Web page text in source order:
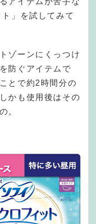
」を試してみて
ゾーンにくっつけ
防ぐアイテムで
とで約2時間分の
かも使用後はその
。